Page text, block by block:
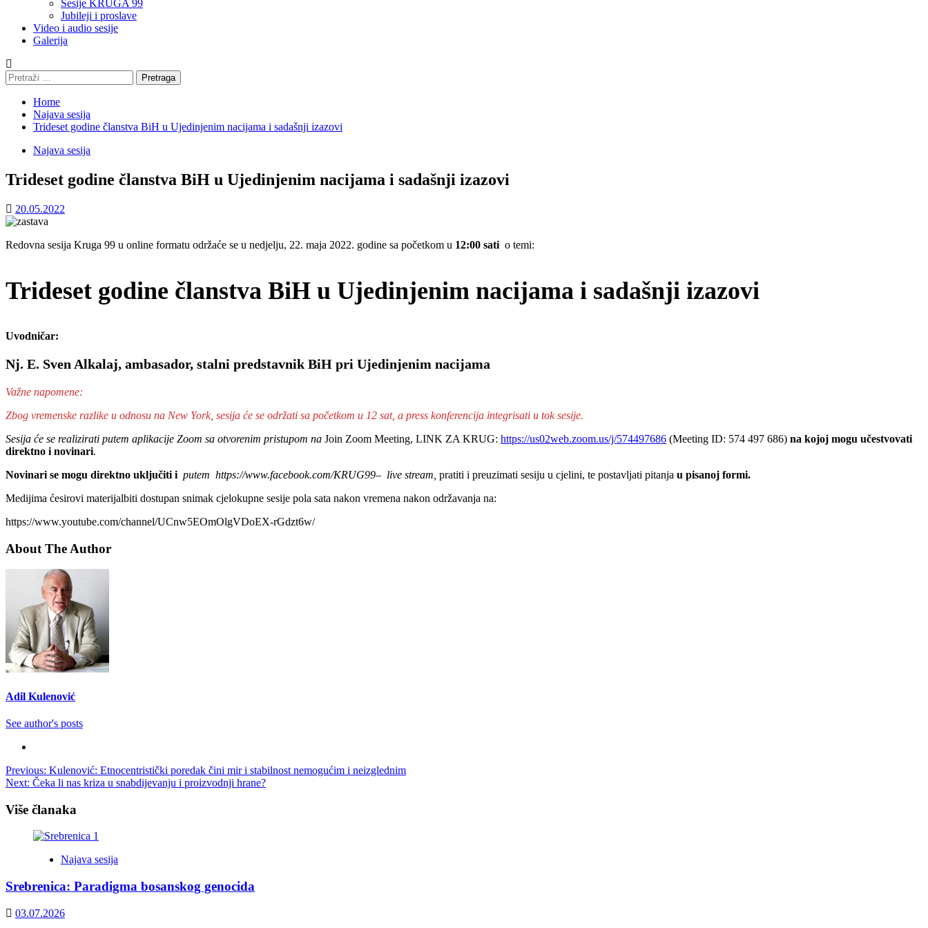
Sesije KRUGA 99
Jubileji i proslave
Video i audio sesije
Galerija
Pretraga:
Home
Najava sesija
Trideset godine članstva BiH u Ujedinjenim nacijama i sadašnji izazovi
Najava sesija
Trideset godine članstva BiH u Ujedinjenim nacijama i sadašnji izazovi
20.05.2022
Redovna sesija Kruga 99 u online formatu održaće se u nedjelju, 22. maja 2022. godine sa početkom u 12:00 sati o temi:
Trideset godine članstva BiH u Ujedinjenim nacijama i sadašnji izazovi
Uvodničar:
Nj. E. Sven Alkalaj, ambasador, stalni predstavnik BiH pri Ujedinjenim nacijama
Važne napomene:
Zbog vremenske razlike u odnosu na New York, sesija će se održati sa početkom u 12 sat, a press konferencija integrisati u tok sesije.
Sesija će se realizirati putem aplikacije Zoom sa otvorenim pristupom na Join Zoom Meeting, LINK ZA KRUG: https://us02web.zoom.us/j/574497686 (Meeting ID: 574 497 686) na kojoj mogu učestvovati
direktno i novinari.
Novinari se mogu direktno uključiti i putem https://www.facebook.com/KRUG99– live stream, pratiti i preuzimati sesiju u cjelini, te postavljati pitanja u pisanoj formi.
Medijima ćesirovi materijalbiti dostupan snimak cjelokupne sesije pola sata nakon vremena nakon održavanja na:
https://www.youtube.com/channel/UCnw5EOmOlgVDoEX-rGdzt6w/
About The Author
Adil Kulenović
See author's posts
Post
navigation
Previous: Kulenović: Etnocentristički poredak čini mir i stabilnost nemogućim i neizglednim
Next: Čeka li nas kriza u snabdijevanju i proizvodnji hrane?
Više članaka
Najava sesija
Srebrenica: Paradigma bosanskog genocida
03.07.2026